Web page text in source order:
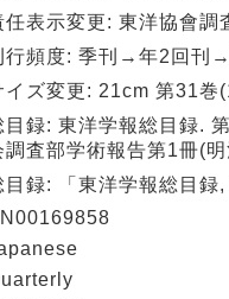
任表示変更: 東洋協會
行頻度: 季刊→年2回刊
イズ変更: 21cm 第31巻
目録: 東洋学報総目録.
調査部学術報告第1冊(
目録: 「東洋学報総目